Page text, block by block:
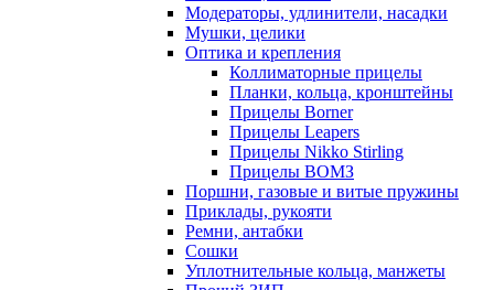
Модераторы, удлинители, насадки
Мушки, целики
Оптика и крепления
Коллиматорные прицелы
Планки, кольца, кронштейны
Прицелы Borner
Прицелы Leapers
Прицелы Nikko Stirling
Прицелы ВОМЗ
Поршни, газовые и витые пружины
Приклады, рукояти
Ремни, антабки
Сошки
Уплотнительные кольца, манжеты